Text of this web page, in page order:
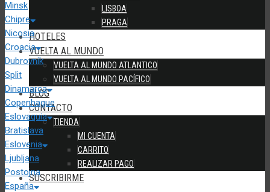
LISBOA
PRAGA
HOTELES
VUELTA AL MUNDO
VUELTA AL MUNDO ATLANTICO
VUELTA AL MUNDO PACÍFICO
BLOG
CONTACTO
TIENDA
MI CUENTA
CARRITO
REALIZAR PAGO
SUSCRIBIRME
Minsk
Chipre
Nicosia
Croacia
Dubrovnik
Split
Dinamarca
Copenhague
Eslovaquia
Bratislava
Eslovenia
Ljubljana
Postojna
España